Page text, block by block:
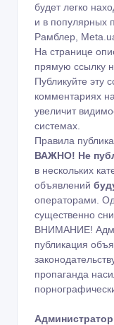
будет легко
и в популярных
Рамблер,
На странице
прямую ссылку
Публикуйте эту
комментариях
увеличит
системах.
Правила
ВАЖНО! Не
в нескольких
объявлений
операторами.
существенно
ВНИМАНИЕ!
публикация
пропаганда